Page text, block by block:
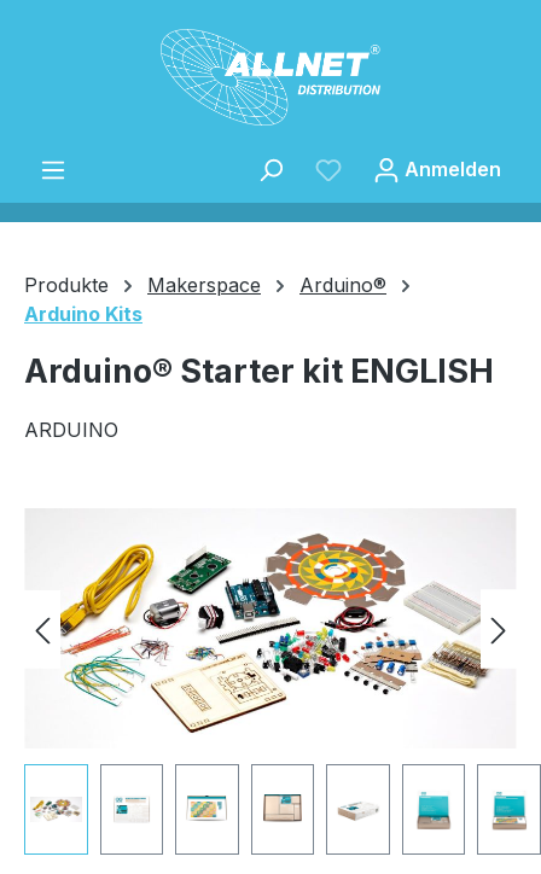
Zum Hauptinhalt springen
Speichern
Anmelden
Produkte Makerspace
Arduino®
Arduino Kits
Arduino® Starter kit ENGLISH
ARDUINO